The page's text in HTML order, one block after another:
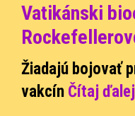
Vatikánski
Žiadajú bojovať
vakcín Čítaj ďalej